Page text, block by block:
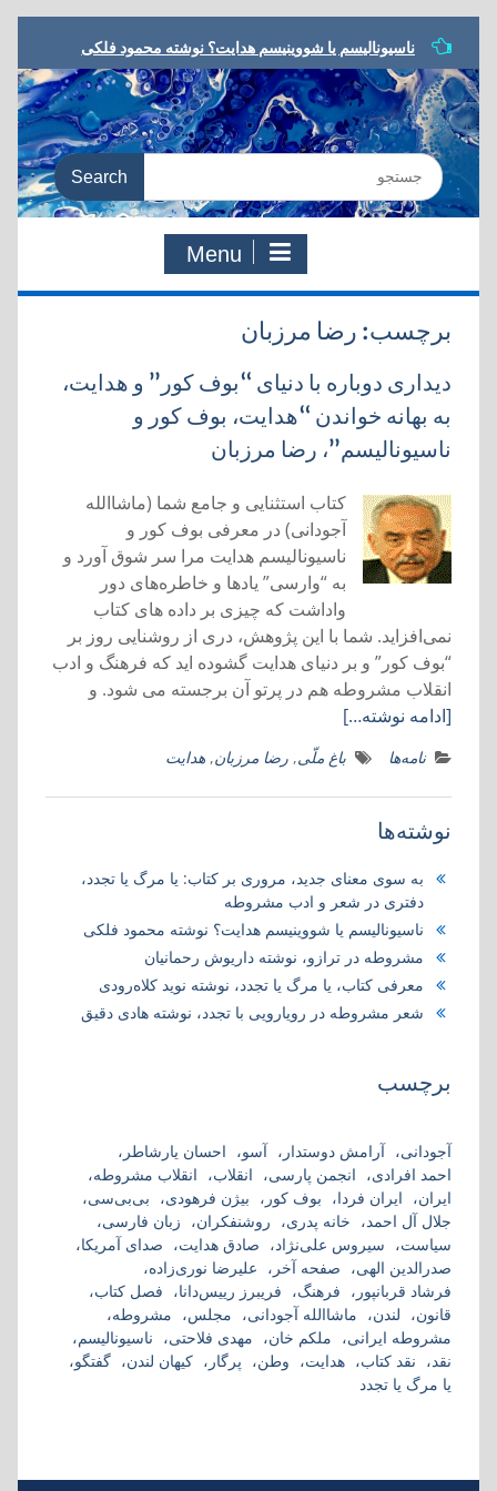
to
content
ناسیونالیسم یا شووینیسم هدایت؟ نوشته محمود فلکی
مشروطه در ترازو، نوشته داریوش رحمانیان
معرفی کتاب، یا مرگ یا تجدد، نوشته نوید کلاه‌رودی
شعر مشروطه در رویارویی با تجدد، نوشته هادی دقیق
به سوی معنای جدید، مروری بر کتاب:‌ یا مرگ یا تجدد،
Search
for:
Menu
برچسب: رضا مرزبان
ديداری دوباره با دنيای “بوف کور” و هدايت،
به بهانه خواندن “هدايت، بوف کور و
ناسيوناليسم”، رضا مرزبان
کتاب استثنايی و جامع شما (ماشاالله
آجودانی) در معرفی بوف کور و
ناسيوناليسم هدايت مرا سر شوق آورد و
به “وارسی” يادها و خاطره‌های دور
واداشت که چیزی بر داده های کتاب
نمی‌افزايد. شما با اين پژوهش، دری از روشنایی روز بر
“بوف کور” و بر دنيای هدايت گشوده ايد که فرهنگ و ادب
انقلاب مشروطه هم در پرتو آن برجسته می شود. و
[ادامه نوشته…]
نامه‌ها باغ ملّی, رضا مرزبان, هدایت
نوشته‌ها
به سوی معنای جدید، مروری بر کتاب:‌ یا مرگ یا تجدد،
دفتری در شعر و ادب مشروطه
ناسیونالیسم یا شووینیسم هدایت؟ نوشته محمود فلکی
مشروطه در ترازو، نوشته داریوش رحمانیان
معرفی کتاب، یا مرگ یا تجدد، نوشته نوید کلاه‌رودی
شعر مشروطه در رویارویی با تجدد، نوشته هادی دقیق
برچسب
آجودانی آرامش دوستدار آسو
احسان یارشاطر
احمد افرادی
انجمن پارسی انقلاب
انقلاب مشروطه
ایران
ایران فردا بوف کور بیژن فرهودی
بی‌بی‌سی
جلال آل احمد
خانه پدری روشنفکران
زبان فارسی
سیاست
سیروس علی‌نژاد صادق هدایت
صدای آمریکا
صدرالدین الهی
صفحه آخر
علیرضا نوری‌زاده
فرشاد قربانپور
فرهنگ فریبرز رییس‌دانا
فصل کتاب
قانون
لندن ماشاالله آجودانی مجلس
مشروطه
مشروطه ایرانی
ملکم خان مهدی فلاحتی
ناسیونالیسم
نقد
نقد کتاب هدایت وطن پرگار کیهان لندن
گفتگو
یا مرگ یا تجدد